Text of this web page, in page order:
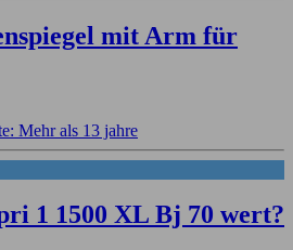
mit Arm für
Mehr als 13 jahre
1 1500 XL Bj 70 wert?